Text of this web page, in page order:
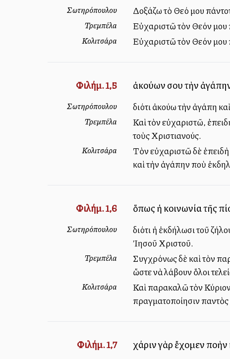
Σωτηρόπουλου Δοξάζω τὸ Θεό μου
Τρεμπέλα Εὐχαριστῶ τὸν Θεόν μου
Κολιτσάρα Εὐχαριστῶ τὸν Θεόν μου
Φιλήμ. 1,5 ἀκούων σου τὴν ἀγάπην
Σωτηρόπουλου διότι ἀκούω τὴν ἀγάπη
Τρεμπέλα
Καὶ τὸν εὐχαριστῶ,
τοὺς Χριστιανούς.
Κολιτσάρα
Τὸν εὐχαριστῶ δὲ
καὶ τὴν ἀγάπην ποὺ
Φιλήμ. 1,6 ὅπως ἡ κοινωνία τῆς
Σωτηρόπουλου
διότι ἡ ἐκδήλωσι τοῦ
Ἰησοῦ Χριστοῦ.
Τρεμπέλα
Συγχρόνως δὲ καὶ τὸν
ὥστε νὰ λάβουν ὅλοι
Κολιτσάρα
Καὶ παρακαλῶ τὸν Κύριον
πραγματοποίησιν
Φιλήμ. 1,7 χάριν γὰρ ἔχομεν